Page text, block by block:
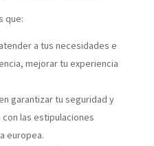
que:
a tus necesidades e
mejorar tu experiencia
garantizar tu seguridad y
las estipulaciones
europea.